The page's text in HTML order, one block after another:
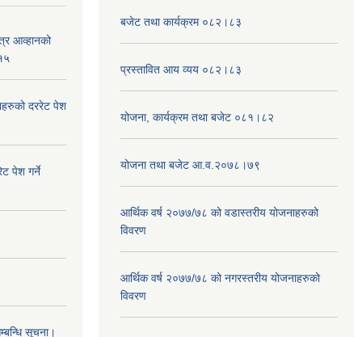
आव्हानको
दररेट पेश
पेश गर्ने
सूचना।
बजेट तथा कार्यक्रम ०८२।८३
प्रस्तावित आय व्यय ०८२।८३
योजना, कार्यक्रम तथा बजेट ०८१।८२
योजना तथा बजेट आ.व.२०७८।७९
आर्थिक वर्ष २०७७/७८ को वडास्तरीय योजनाहरुको
विवरण
आर्थिक वर्ष २०७७/७८ को नगरस्तरीय योजनाहरुको
विवरण